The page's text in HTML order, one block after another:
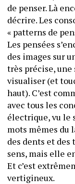
de penser. Là
décrire. Les
« patterns de
Les pensées
des images sur
très précise, une
visualiser (et
haut). C’est
avec tous les
électrique, vu le
mots mêmes du
des dents et des
sens, mais elle
Et c’est
vertigineux.